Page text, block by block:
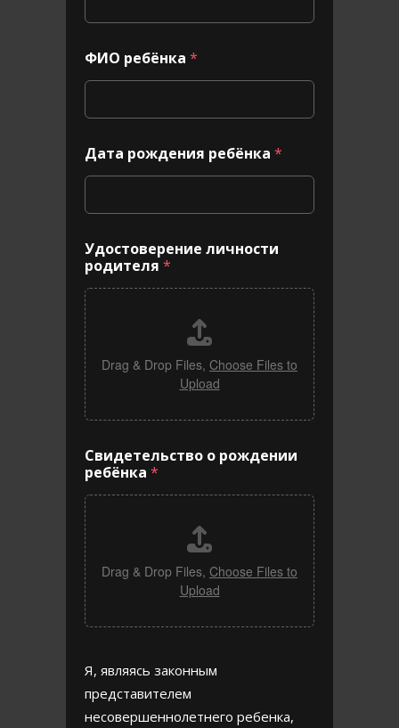
ж
е
ФИО ребёнка *
Дата рождения ребёнка *
Удостоверение личности
родителя *
Drag & Drop Files, Choose Files to
Upload
Свидетельство о рождении
ребёнка *
Drag & Drop Files, Choose Files to
Upload
Я, являясь законным
представителем
несовершеннолетнего ребенка,